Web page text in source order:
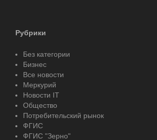
Рубрики
Без категории
Бизнес
Все новости
Меркурий
Новости IT
Общество
Потребительский рынок
ФГИС
ФГИС "Зерно"